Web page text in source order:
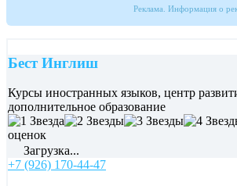
Реклама. Информация о
Бест Инглиш
Курсы иностранных языков, центр
дополнительное образование
оценок
Загрузка...
+7 (926) 170-44-47